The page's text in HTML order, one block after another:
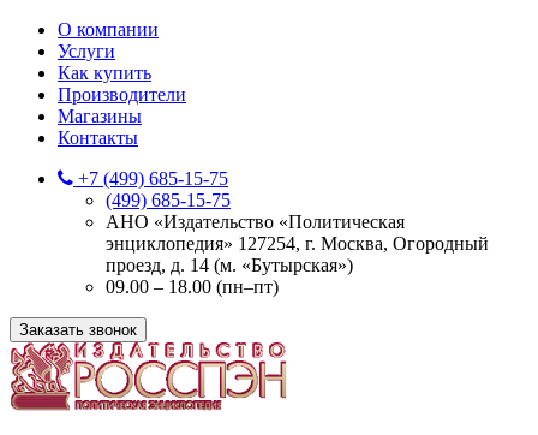
О компании
Услуги
Как купить
Производители
Магазины
Контакты
+7 (499) 685-15-75
(499) 685-15-75
АНО «Издательство «Политическая
энциклопедия» 127254, г. Москва, Огородный
проезд, д. 14 (м. «Бутырская»)
09.00 – 18.00 (пн–пт)
Заказать звонок